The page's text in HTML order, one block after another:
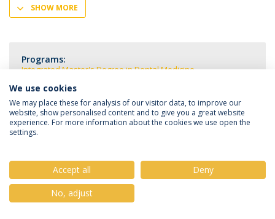
SHOW MORE
Programs:
Integrated Master's Degree in Dental Medicine
Privacy Policy
© 2026 Universidade Católica Portuguesa
We use cookies
We may place these for analysis of our visitor data, to improve our
website, show personalised content and to give you a great website
experience. For more information about the cookies we use open the
settings.
Accept all
Deny
No, adjust